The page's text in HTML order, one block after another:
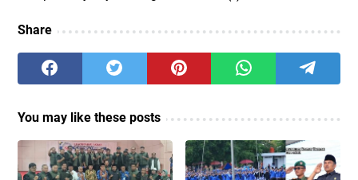
Share
You may like these posts